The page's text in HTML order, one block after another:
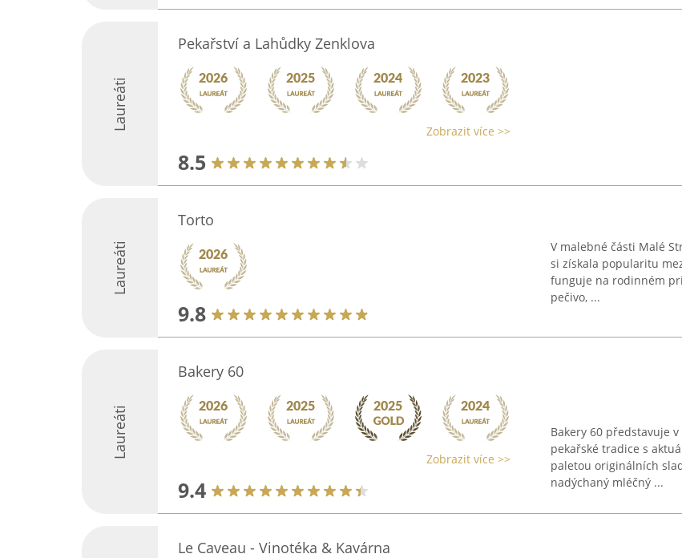
Laureáti
Pekařství a Lahůdky Zenklova
Zobrazit více >>
8.5
Laureáti
Torto
9.8
V malebné části Malé
si získala popularitu
funguje na rodinném
pečivo, ...
Laureáti
Bakery 60
Zobrazit více >>
9.4
Bakery 60 představuje
pekařské tradice s
paletou originálních
nadýchaný mléčný ...
Le Caveau - Vinotéka & Kavárna